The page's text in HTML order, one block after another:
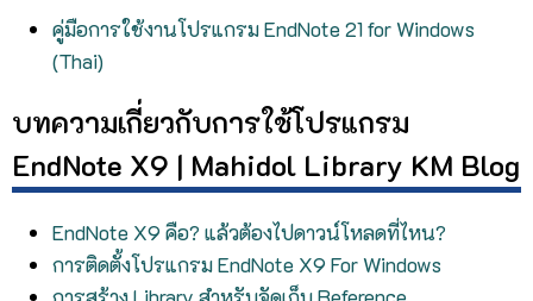
คู่มือการใช้งานโปรแกรม EndNote 21 for Windows
(Thai)
บทความเกี่ยวกับการใช้โปรแกรม
EndNote X9 | Mahidol Library KM Blog
EndNote X9 คือ? แล้วต้องไปดาวน์โหลดที่ไหน?
การติดตั้งโปรแกรม EndNote X9 For Windows